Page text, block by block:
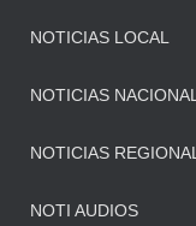
NOTICIAS LOCAL
NOTICIAS NACIONAL
NOTICIAS REGIONAL
NOTI AUDIOS